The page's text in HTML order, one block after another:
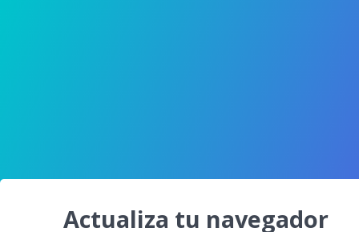
Actualiza tu navegador